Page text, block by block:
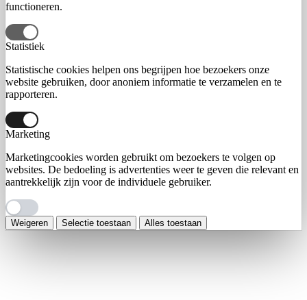
functioneren.
Statistiek
Statistische cookies helpen ons begrijpen hoe bezoekers onze
website gebruiken, door anoniem informatie te verzamelen en te
rapporteren.
Marketing
Marketingcookies worden gebruikt om bezoekers te volgen op
websites. De bedoeling is advertenties weer te geven die relevant en
aantrekkelijk zijn voor de individuele gebruiker.
Weigeren Selectie toestaan Alles toestaan